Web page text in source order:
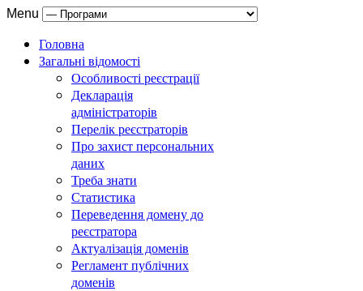
Menu
Головна
Загальні відомості
Особливості реєстрації
Декларація
адміністраторів
Перелік реєстраторів
Про захист персональних
даних
Треба знати
Статистика
Переведення домену до
реєстратора
Актуалізація доменів
Регламент публічних
доменів